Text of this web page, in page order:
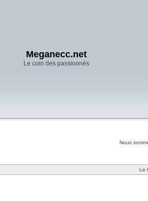
Meganecc.net
Le coin des passionnés
Nous
Le